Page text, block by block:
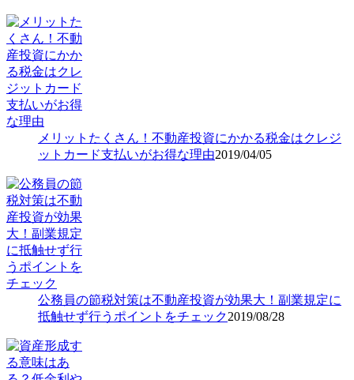
メリットたくさん！不動産投資にかかる税金はクレジ
ットカード支払いがお得な理由2019/04/05
公務員の節税対策は不動産投資が効果大！副業規定に
抵触せず行うポイントをチェック2019/08/28